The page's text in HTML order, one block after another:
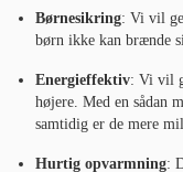
Børnesikring: Vi vil
børn ikke kan brænde
Energieffektiv: Vi vil
højere. Med en sådan
samtidig er de mere
Hurtig opvarmning: